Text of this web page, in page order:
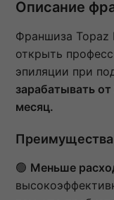
Описание
Франшиза Topaz
открыть
эпиляции при
зарабатывать
месяц.
Преимущества
🟢 Меньше